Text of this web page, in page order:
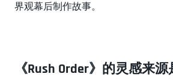
界观幕后制作故事。
《Rush Order》的灵感来